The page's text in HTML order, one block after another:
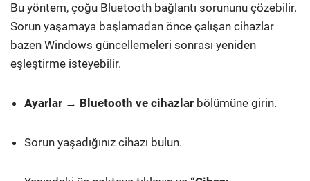
Bu yöntem, çoğu Bluetooth bağlantı sorununu çözebilir.
Sorun yaşamaya başlamadan önce çalışan cihazlar
bazen Windows güncellemeleri sonrası yeniden
eşleştirme isteyebilir.
Ayarlar → Bluetooth ve cihazlar bölümüne girin.
Sorun yaşadığınız cihazı bulun.